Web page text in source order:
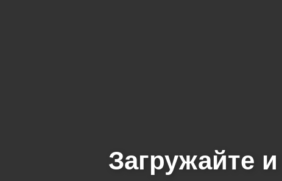
Загружайте